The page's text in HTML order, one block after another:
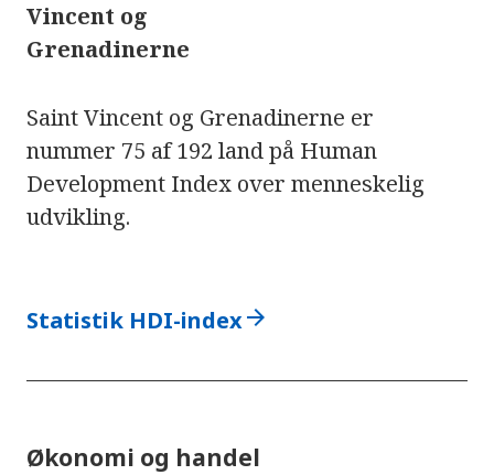
Vincent og
Grenadinerne
Saint Vincent og Grenadinerne er
nummer 75 af 192 land på Human
Development Index over menneskelig
udvikling.
Statistik HDI-indexarrow_forward
Økonomi og handel